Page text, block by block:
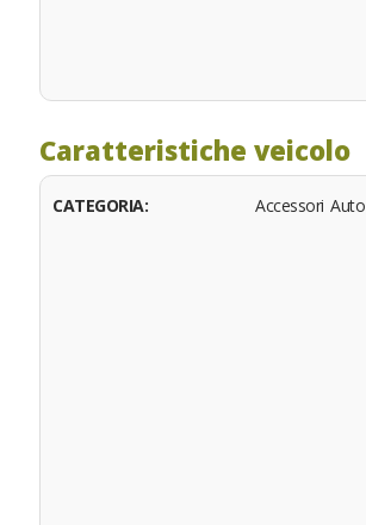
Caratteristiche veicolo
CATEGORIA: Accessori Auto